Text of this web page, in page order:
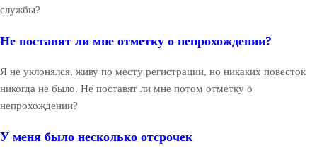
службы?
Не поставят ли мне отметку о непрохождении?
Я не уклонялся, живу по месту регистрации, но никаких повесток
никогда не было. Не поставят ли мне потом отметку о
непрохождении?
У меня было несколько отсрочек